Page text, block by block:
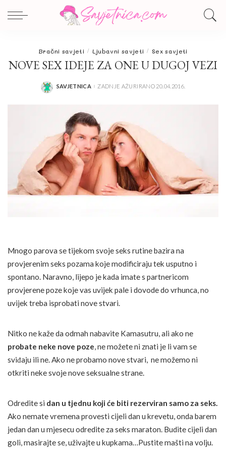
Bračni savjeti Ljubavni savjeti Sex savjeti
NOVE SEX IDEJE ZA ONE U DUGOJ VEZI
POSTED
SAVJETNICA ZADNJE AŽURIRANO 20.04.2016.
Mnogo parova se tijekom svoje seks rutine bazira na
provjerenim seks pozama koje modificiraju tek usputno i
spontano. Naravno, lijepo je kada imate s partnericom
provjerene poze koje vas uvijek pale i dovode do vrhunca, no
uvijek treba isprobati nove stvari.
Nitko ne kaže da odmah nabavite Kamasutru, ali ako ne
probate neke nove poze, ne možete ni znati je li vam se
sviđaju ili ne. Ako ne probamo nove stvari, ne možemo ni
otkriti neke svoje nove seksualne strane.
Odredite si dan u tjednu koji će biti rezerviran samo za seks.
Ako nemate vremena provesti cijeli dan u krevetu, onda barem
jedan dan u mjesecu odredite za seks maraton. Budite cijeli dan
goli, masirajte se, uživajte u kupkama…Pustite mašti na volju.